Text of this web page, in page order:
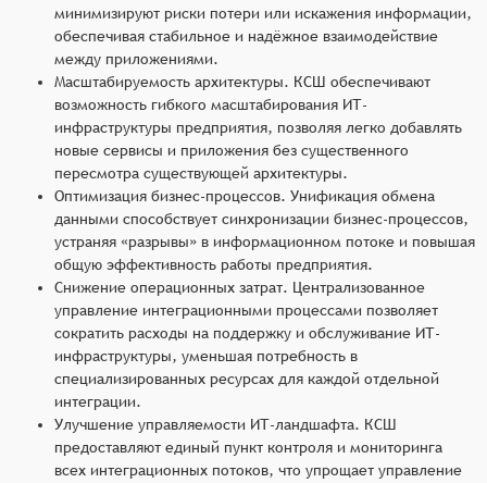
минимизируют риски потери или искажения информации,
обеспечивая стабильное и надёжное взаимодействие
между приложениями.
Масштабируемость архитектуры. КСШ обеспечивают
возможность гибкого масштабирования ИТ-
инфраструктуры предприятия, позволяя легко добавлять
новые сервисы и приложения без существенного
пересмотра существующей архитектуры.
Оптимизация бизнес-процессов. Унификация обмена
данными способствует синхронизации бизнес-процессов,
устраняя «разрывы» в информационном потоке и повышая
общую эффективность работы предприятия.
Снижение операционных затрат. Централизованное
управление интеграционными процессами позволяет
сократить расходы на поддержку и обслуживание ИТ-
инфраструктуры, уменьшая потребность в
специализированных ресурсах для каждой отдельной
интеграции.
Улучшение управляемости ИТ-ландшафта. КСШ
предоставляют единый пункт контроля и мониторинга
всех интеграционных потоков, что упрощает управление